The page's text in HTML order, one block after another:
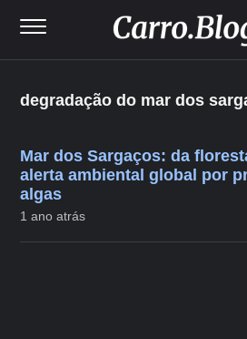
degradação do mar dos
Mar dos Sargaços: da
alerta ambiental global por
algas
1 ano atrás